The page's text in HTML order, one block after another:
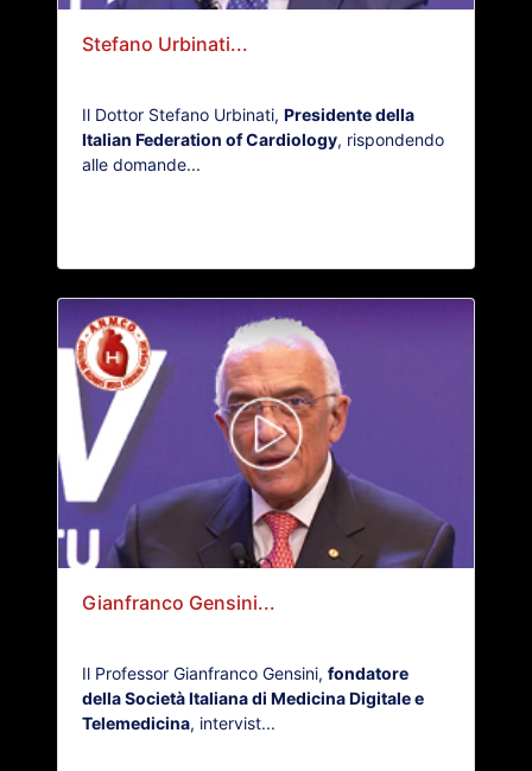
Stefano Urbinati...
Il Dottor Stefano Urbinati, Presidente della
Italian Federation of Cardiology, rispondendo
alle domande...
Gianfranco Gensini...
Il Professor Gianfranco Gensini, fondatore
della Società Italiana di Medicina Digitale e
Telemedicina, intervist...